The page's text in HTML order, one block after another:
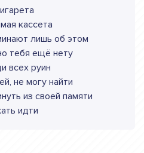
кассета
лишь об этом
тебя ещё нету
всех руин
не могу найти
из своей памяти
идти